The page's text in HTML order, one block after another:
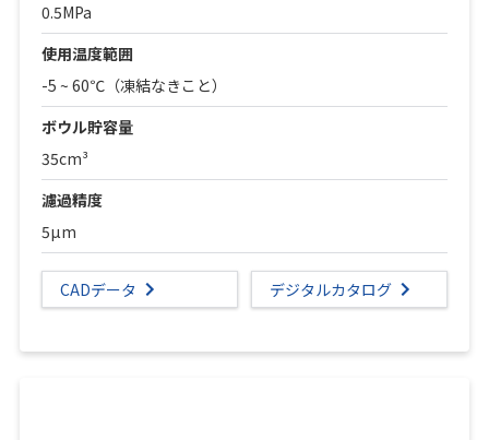
0.5MPa
使用温度範囲
-5 ~ 60℃（凍結なきこと）
ボウル貯容量
35cm³
濾過精度
5µm
CADデータ デジタルカタログ